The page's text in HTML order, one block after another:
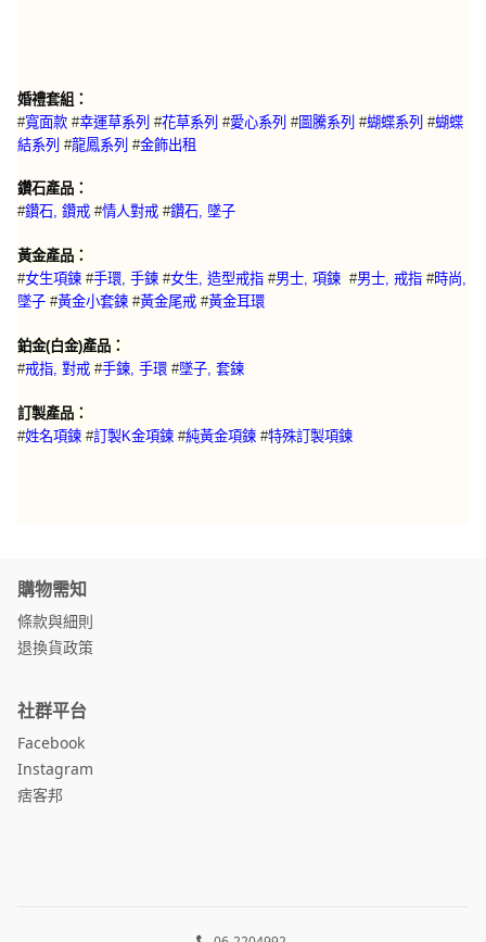
婚禮套組：
#寬面款 #幸運草系列 #花草系列 #愛心系列 #圖騰系列 #蝴蝶系列 #蝴蝶
結系列 #龍鳳系列 #金飾出租
鑽石產品：
#鑽石, 鑽戒 #情人對戒 #鑽石, 墜子
黃金產品：
#女生項鍊 #手環, 手鍊 #女生, 造型戒指 #男士, 項鍊 #男士, 戒指 #時尚,
墜子 #黃金小套鍊 #黃金尾戒 #黃金耳環
鉑金(白金)產品：
#戒指, 對戒 #手鍊, 手環 #墜子, 套鍊
訂製產品：
#姓名項鍊 #訂製K金項鍊 #純黃金項鍊 #特殊訂製項鍊
購物需知
條款與細則
退換貨政策
社群平台
Facebook
Instagram
痞客邦